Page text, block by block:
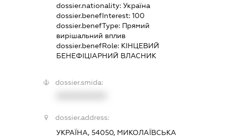
dossier.nationality: Україна
dossier.benefInterest: 100
dossier.benefType: Прямий
вирішальний вплив
dossier.benefRole: КІНЦЕВИЙ
БЕНЕФІЦІАРНИЙ ВЛАСНИК
dossier.smida:
dossier.address:
УКРАЇНА, 54050, МИКОЛАЇВСЬКА